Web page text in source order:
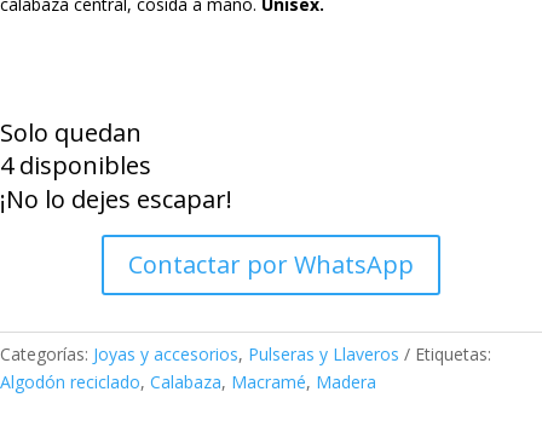
(granate)
cantidad
Solo quedan
4 disponibles
¡No lo dejes escapar!
Contactar por WhatsApp
Categorías: Joyas y accesorios, Pulseras y Llaveros
Etiquetas:
Algodón reciclado, Calabaza, Macramé, Madera